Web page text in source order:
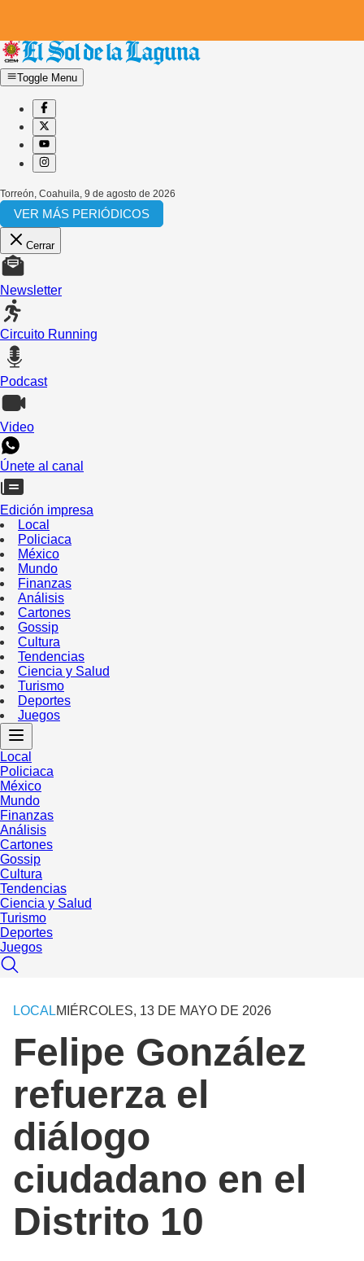
Toggle Menu
Torreón, Coahuila 9 de agosto de 2026
VER MÁS PERIÓDICOS
Cerrar
Newsletter
Circuito Running
Podcast
Video
Únete al canal
Edición impresa
Local
Policiaca
México
Mundo
Finanzas
Análisis
Cartones
Gossip
Cultura
Tendencias
Ciencia y Salud
Turismo
Deportes
Juegos
Local
Policiaca
México
Mundo
Finanzas
Análisis
Cartones
Gossip
Cultura
Tendencias
Ciencia y Salud
Turismo
Deportes
Juegos
LOCALMIÉRCOLES, 13 DE MAYO DE 2026
Felipe González
refuerza el
diálogo
ciudadano en el
Distrito 10